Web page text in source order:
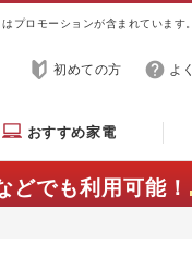
プロモーションが含まれています。
初めての方 よ
おすすめ家電
どでも利用可能！